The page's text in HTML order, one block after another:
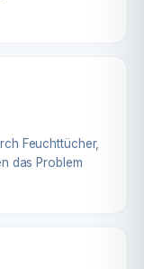
Feuchttücher,
das Problem